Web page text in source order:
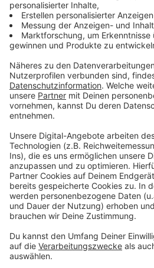
wird. Solange gibt es mit
ihm - für euch.
Anzeige
Wir
Video-Service
Wir verwenden einen
Drittanbieters, um
einzubetten. Dieser
Daten zu Ihren
sammeln. Bitte
Details durch und
Nutzung des Service
Video